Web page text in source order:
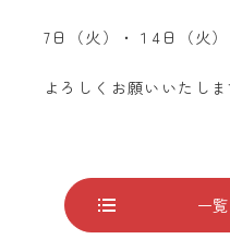
7日（火）・１4日（火
よろしくお願いいたしま
一